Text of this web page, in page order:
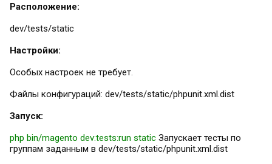
Расположение:
dev/tests/static
Настройки:
Особых настроек не требует.
Файлы конфигураций: dev/tests/static/phpunit.xml.dist
Запуск:
php bin/magento dev:tests:run static Запускает тесты по
группам заданным в dev/tests/static/phpunit.xml.dist